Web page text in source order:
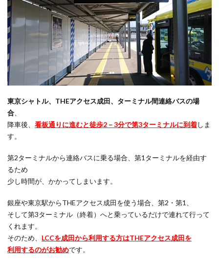
東京シャトル、THEアクセス成田、ターミナル間連絡バスの場
合
降車後、 看板通りに進むと徒歩2－3分で第3ターミナルに到着しま
す。
第2ターミナルから連絡バスに乗る場合、第1ターミナルを経由す
るため
少し時間が、かかってしまいます。
銀座や東京駅からTHEアクセス成田を使う場合、第2・第1、
そして第3ターミナル（終着）へと乗っているだけで連れて行って
くれます。
そのため、 LCCを成田から利用する方はTHEアクセス成田を
利用するのがお勧めです。